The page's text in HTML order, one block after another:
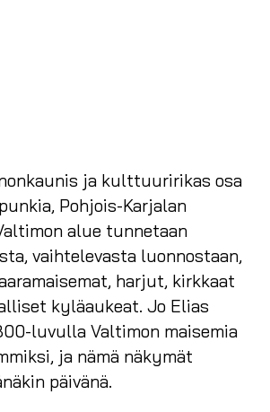
ja kulttuuririkas osa
Pohjois-Karjalan
alue tunnetaan
vaihtelevasta luonnostaan,
harjut, kirkkaat
kyläaukeat. Jo Elias
luvulla Valtimon maisemia
ja nämä näkymät
päivänä.